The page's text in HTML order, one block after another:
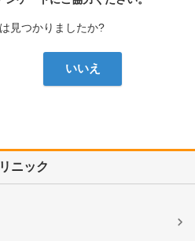
見つかりましたか?
いいえ
ニック